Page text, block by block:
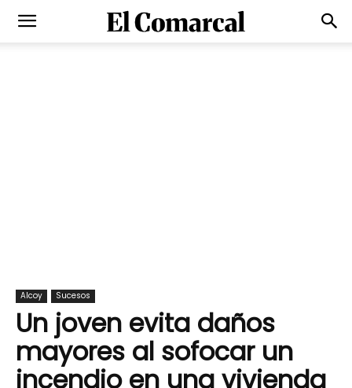
Alcoy Sucesos
Un joven evita daños
mayores al sofocar un
incendio en una vivienda